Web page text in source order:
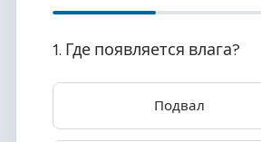
1. Где появляется влага?
Подвал